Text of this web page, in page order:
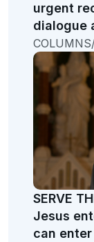
urgent
dialogue
SERVE
Jesus
can